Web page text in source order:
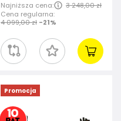
Najniższa cena:
3 248,00 zł
Cena regularna:
4 099,00 zł -21%
Promocja